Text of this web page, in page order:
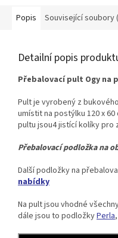
Popis Související soubory
Detailní popis
Přebalovací pult Ogy na
Pult je vyrobený z
umístit na postýlku 120 x 60
pultu jsou4 jistící kolíky pro
Přebalovací podložka na
Další podložky na
nabídky
Na pult jsou vhodné
dále jsou to podložkyPerla,